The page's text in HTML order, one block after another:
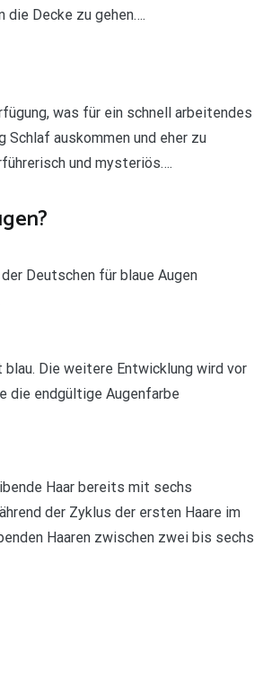
die Decke zu gehen….
was für ein schnell arbeitendes
Schlaf auskommen und eher zu
und mysteriös….
Deutschen für blaue Augen
Die weitere Entwicklung wird vor
die endgültige Augenfarbe
Haar bereits mit sechs
der Zyklus der ersten Haare im
Haaren zwischen zwei bis sechs